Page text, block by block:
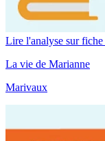
Lire l'analyse sur fiche
La vie de Marianne
Marivaux